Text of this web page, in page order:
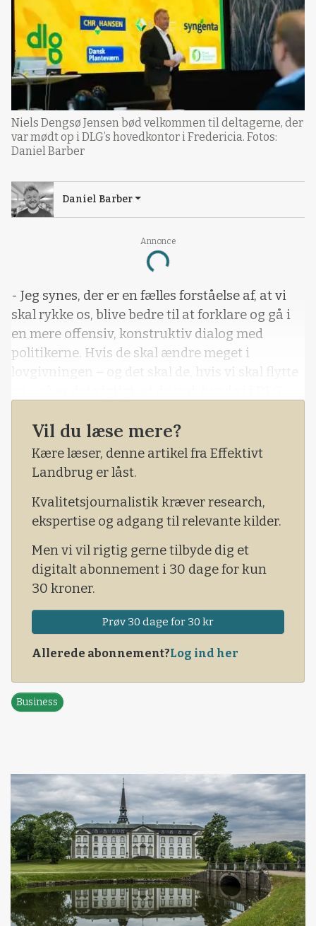
Annonce
Loading...
Niels Dengsø Jensen bød velkommen til deltagerne, der
var mødt op i DLG’s hovedkontor i Fredericia. Fotos:
Daniel Barber
Daniel Barber
- Jeg synes, der er en fælles forståelse af, at vi
skal rykke os, blive bedre til at forklare og gå i
en mere offensiv, konstruktiv dialog med
politikerne. Hvis de skal ændre meget i
lovgivningen – og det skal de, hvis vi skal flytte
proteiner, robotteknologi og CRISPR.
Vil du læse mere?
Kære læser, denne artikel fra Effektivt
Landbrug er låst.
Kvalitetsjournalistik kræver research,
ekspertise og adgang til relevante kilder.
Men vi vil rigtig gerne tilbyde dig et
digitalt abonnement i 30 dage for kun
30 kroner.
Prøv 30 dage for 30 kr
Allerede abonnement?Log ind her
Business